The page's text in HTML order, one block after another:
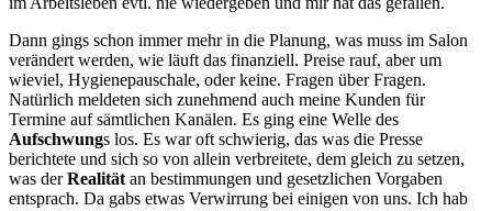
Dann gings schon immer mehr in die Planung, was muss im Salon
verändert werden, wie läuft das finanziell. Preise rauf, aber um
wieviel, Hygienepauschale, oder keine. Fragen über Fragen.
Natürlich meldeten sich zunehmend auch meine Kunden für
Termine auf sämtlichen Kanälen. Es ging eine Welle des
Aufschwungs los. Es war oft schwierig, das was die Presse
berichtete und sich so von allein verbreitete, dem gleich zu setzen,
was derRealität an bestimmungen und gesetzlichen Vorgaben
entsprach. Da gabs etwas Verwirrung bei einigen von uns. Ich hab